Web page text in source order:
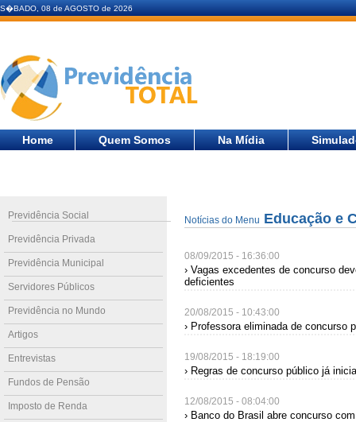
S�BADO, 08 de AGOSTO de 2026
Home Quem Somos Na Mídia
Previdência Social
Previdência Privada
Previdência Municipal
Servidores Públicos
Previdência no Mundo
Artigos
Entrevistas
Fundos de Pensão
Imposto de Renda
Notícias do Menu Educação e
08/09/2015 - 16:36:00
› Vagas excedentes de concurso
deficientes
20/08/2015 - 10:43:00
› Professora eliminada de concurso
19/08/2015 - 18:19:00
› Regras de concurso público já
12/08/2015 - 08:04:00
› Banco do Brasil abre concurso